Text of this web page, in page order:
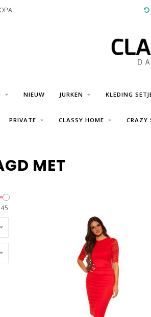
NIEUW JURKEN KLEDING
PRIVATE CLASSY HOME CRAZY
MET
45